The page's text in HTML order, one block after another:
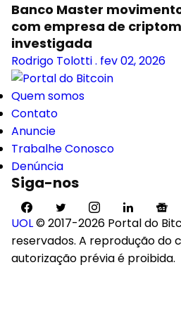
Banco Master
com empresa de
investigada
Rodrigo Tolotti. fev 02, 2026
Quem somos
Contato
Anuncie
Trabalhe Conosco
Denúncia
Siga-nos
UOL© 2017-2026 Portal do
reservados. A reprodução do
autorização prévia é proibida.